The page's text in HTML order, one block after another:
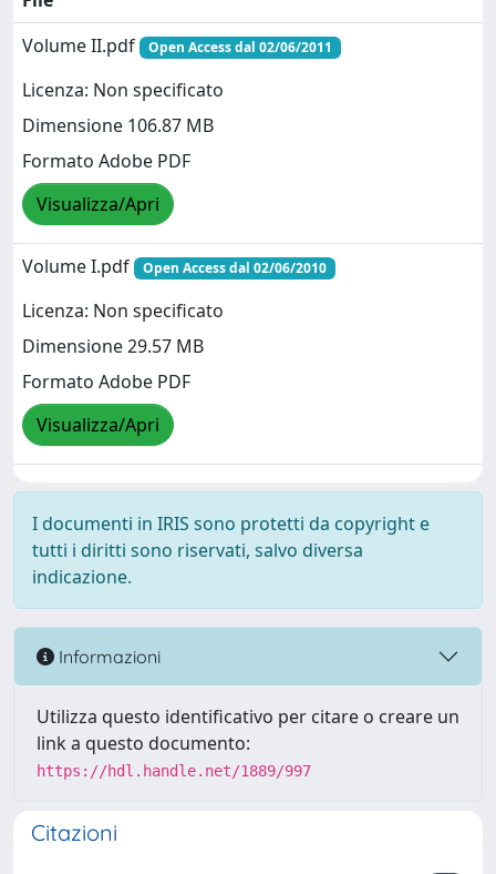
Volume II.pdf
Open Access dal 02/06/2011
Licenza: Non specificato
Dimensione 106.87 MB
Formato Adobe PDF
Visualizza/Apri
Volume I.pdf Open Access dal 02/06/2010
Licenza: Non specificato
Dimensione 29.57 MB
Formato Adobe PDF
Visualizza/Apri
I documenti in IRIS sono protetti da copyright e
tutti i diritti sono riservati, salvo diversa
indicazione.
Informazioni
Utilizza questo identificativo per citare o creare un
link a questo documento:
https://hdl.handle.net/1889/997
Citazioni